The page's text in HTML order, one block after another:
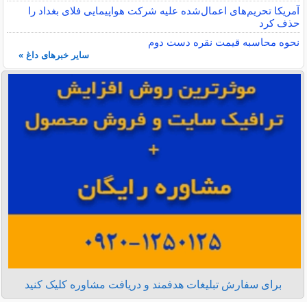
آمریکا تحریم‌های اعمال‌شده علیه شرکت هواپیمایی فلای بغداد را
حذف کرد
نحوه محاسبه قیمت نقره دست دوم
سایر خبرهای داغ »
برای سفارش تبلیغات هدفمند و دریافت مشاوره کلیک کنید